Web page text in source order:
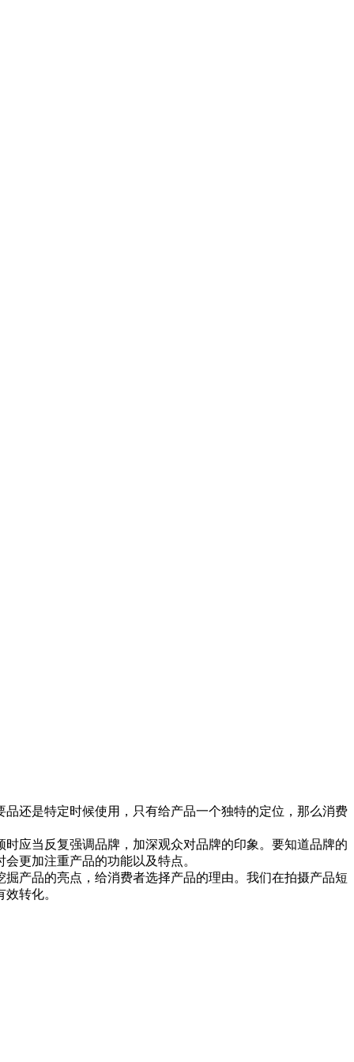
还是特定时候使用，只有给产品一个独特的定位，那么消费
应当反复强调品牌，加深观众对品牌的印象。要知道品牌的
更加注重产品的功能以及特点。
产品的亮点，给消费者选择产品的理由。我们在拍摄产品短
转化。